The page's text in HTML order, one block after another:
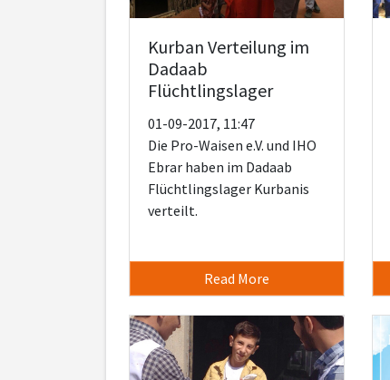
Kurban Verteilung im
Dadaab
Flüchtlingslager
01-09-2017, 11:47
Die Pro-Waisen e.V. und IHO
Ebrar haben im Dadaab
Flüchtlingslager Kurbanis
verteilt.
Read More